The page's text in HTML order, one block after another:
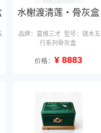
水榭渡清莲・骨灰盒
品牌：富维三才 型号：镁木五
行系列骨灰盒
价格：¥ 8883